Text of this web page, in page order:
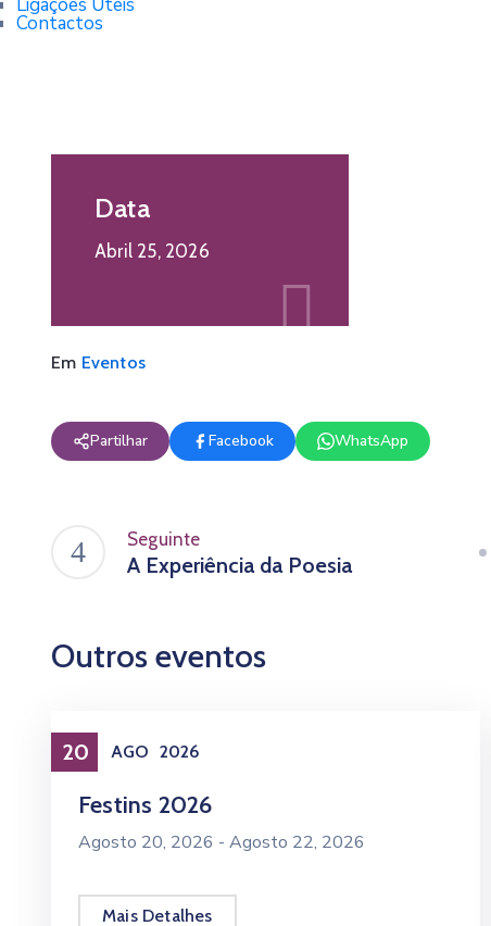
Contactos
Data
Abril 25, 2026
Em Eventos
Partilhar Facebook WhatsApp
Seguinte
A Experiência da Poesia
Outros eventos
20 AGO 2026
Eventos
Festins 2026
Agosto 20, 2026 - Agosto 22, 2026
Mais Detalhes